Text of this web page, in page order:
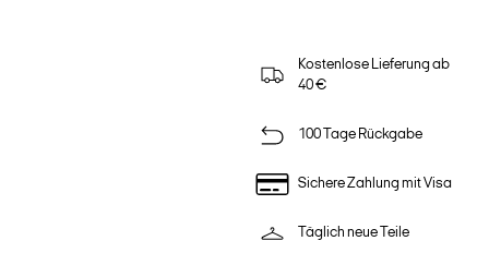
Kostenlose Lieferung ab
40 €
100 Tage Rückgabe
Sichere Zahlung mit Visa
Täglich neue Teile